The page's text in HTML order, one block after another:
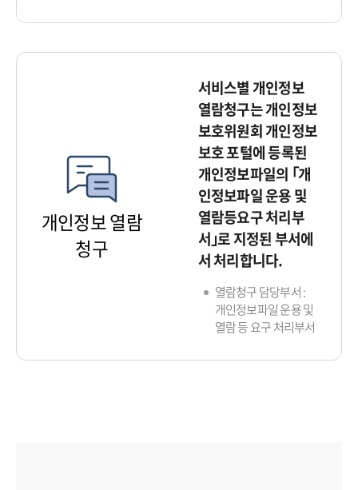
개인정보 열람
청구
서비스별 개인정보
열람청구는 개인정보
보호위원회 개인정보
보호 포털에 등록된
개인정보파일의 ｢개
인정보파일 운용 및
열람등요구 처리부
서｣로 지정된 부서에
서 처리합니다.
열람청구 담당부서 :
개인정보파일 운용 및
열람 등 요구 처리부서